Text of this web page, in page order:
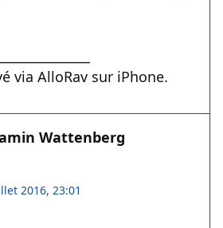
via AlloRav sur iPhone.
Wattenberg
2016, 23:01